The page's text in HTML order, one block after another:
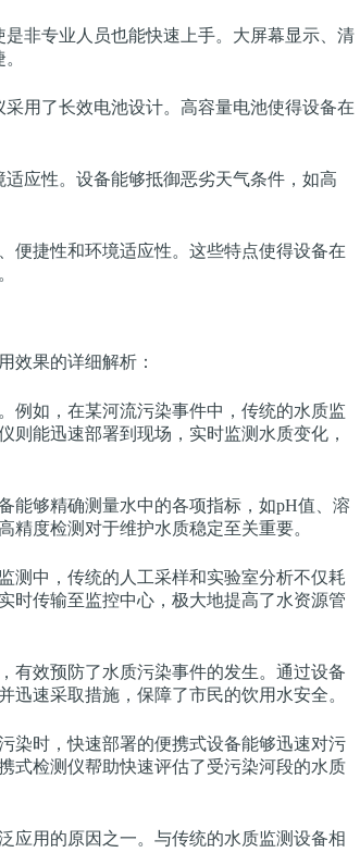
非专业人员也能快速上手。大屏幕显示、清
用了长效电池设计。高容量电池使得设备在
应性。设备能够抵御恶劣天气条件，如高
便捷性和环境适应性。这些特点使得设备在
效果的详细解析：
例如，在某河流污染事件中，传统的水质监
能迅速部署到现场，实时监测水质变化，
能够精确测量水中的各项指标，如pH值、溶
度检测对于维护水质稳定至关重要。
测中，传统的人工采样和实验室分析不仅耗
时传输至监控中心，极大地提高了水资源管
有效预防了水质污染事件的发生。通过设备
速采取措施，保障了市民的饮用水安全。
染时，快速部署的便携式设备能够迅速对污
式检测仪帮助快速评估了受污染河段的水质
应用的原因之一。与传统的水质监测设备相